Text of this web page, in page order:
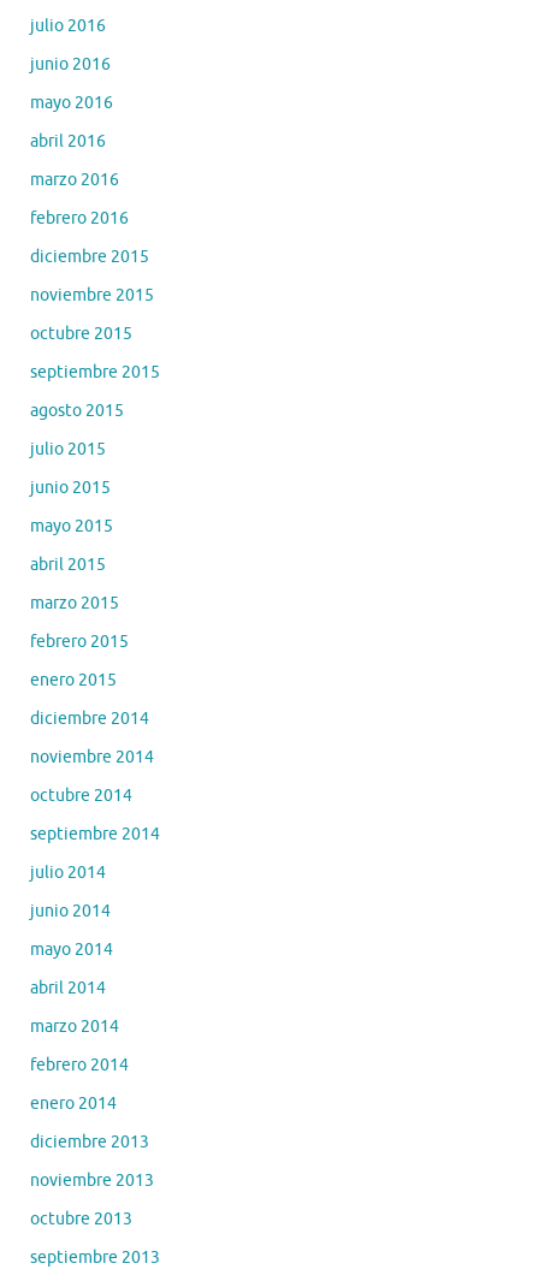
julio 2016
junio 2016
mayo 2016
abril 2016
marzo 2016
febrero 2016
diciembre 2015
noviembre 2015
octubre 2015
septiembre 2015
agosto 2015
julio 2015
junio 2015
mayo 2015
abril 2015
marzo 2015
febrero 2015
enero 2015
diciembre 2014
noviembre 2014
octubre 2014
septiembre 2014
julio 2014
junio 2014
mayo 2014
abril 2014
marzo 2014
febrero 2014
enero 2014
diciembre 2013
noviembre 2013
octubre 2013
septiembre 2013